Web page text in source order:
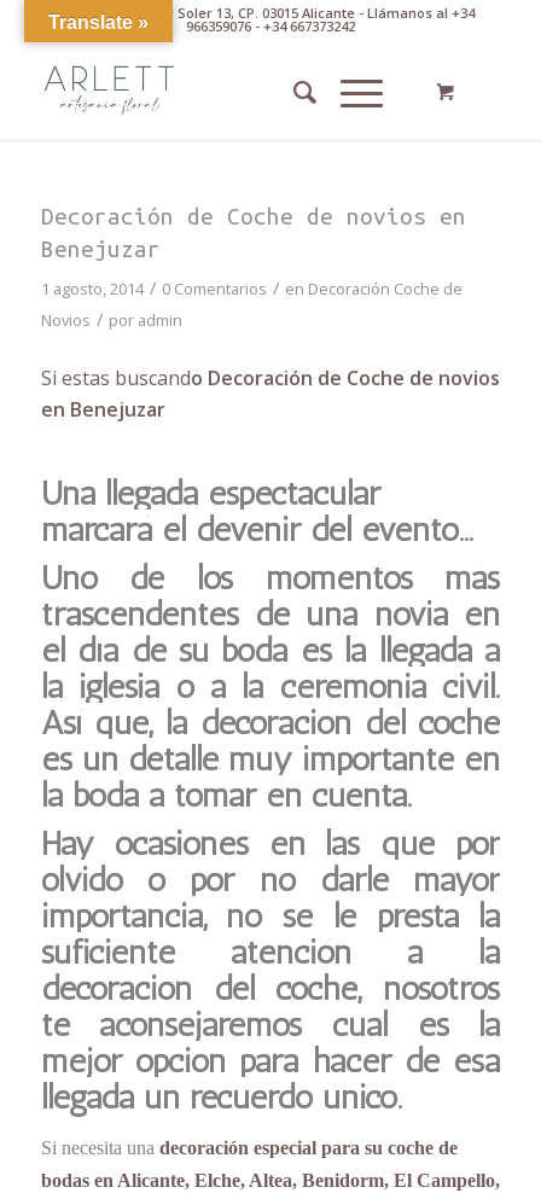
Av. Pintor Xavier Soler 13, CP. 03015 Alicante - Llámanos al +34
966359076 - +34 667373242
Decoración de Coche de novios en
Benejuzar
1 agosto, 2014 / 0 Comentarios / en Decoración Coche de
Novios / por admin
Si estas buscando Decoración de Coche de novios
en Benejuzar
Una llegada espectacular
marcará el devenir del evento…
Uno de los momentos más
trascendentes de una novia en
el día de su boda es la llegada a
la iglesia o a la ceremonia civil.
Así que, la decoración del coche
es un detalle muy importante en
la bodaa tomar en cuenta.
Hay ocasiones en las que por
olvido o por no darle mayor
importancia, no se le presta la
suficiente atención a la
decoración del coche, nosotros
te aconsejaremos cual es la
mejor opción para hacer de esa
llegada un recuerdo único.
Si necesita una decoración especial para su coche de
bodas en Alicante, Elche, Altea, Benidorm, El Campello,
Translate »